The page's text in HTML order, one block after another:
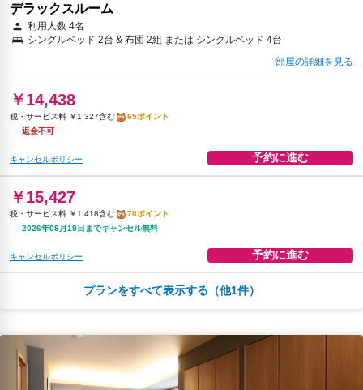
デラックスルーム
利用人数 4名
シングルベッド 2台 & 布団 2組 または シングルベッド 4台
部屋の詳細を見る
￥14,438
税・サービス料 ￥1,327含む
65ポイント
返金不可
キャンセルポリシー 予約に進む
￥15,427
税・サービス料 ￥1,418含む
70ポイント
2026年08月19日までキャンセル無料
キャンセルポリシー 予約に進む
飲料水
税・サービス料 ￥3,768含む
71ポイント
2026年08月23日までキャンセル無料
キャンセルポリシー
プランをすべて表示する（他1件）